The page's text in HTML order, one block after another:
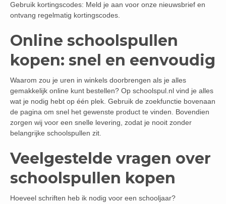
Gebruik kortingscodes: Meld je aan voor onze nieuwsbrief en
ontvang regelmatig kortingscodes.
Online schoolspullen
kopen: snel en eenvoudig
Waarom zou je uren in winkels doorbrengen als je alles
gemakkelijk online kunt bestellen? Op schoolspul.nl vind je alles
wat je nodig hebt op één plek. Gebruik de zoekfunctie bovenaan
de pagina om snel het gewenste product te vinden. Bovendien
zorgen wij voor een snelle levering, zodat je nooit zonder
belangrijke schoolspullen zit.
Veelgestelde vragen over
schoolspullen kopen
Hoeveel schriften heb ik nodig voor een schooljaar?